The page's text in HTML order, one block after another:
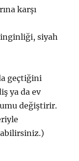
karşı
siyah
geçtiğini
ya da ev
değiştirir.